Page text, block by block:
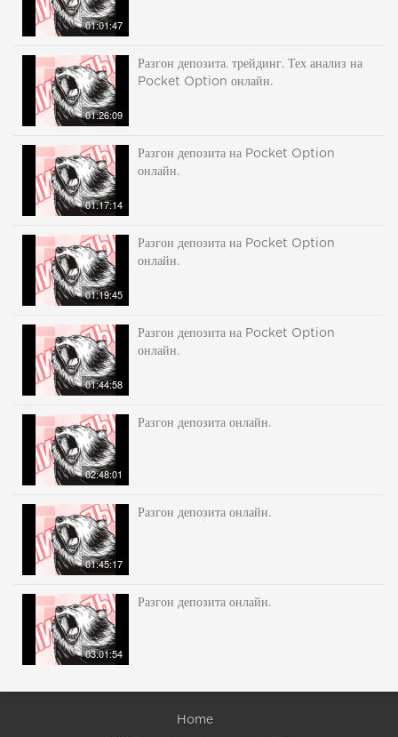
01:01:47
01:26:09
Разгон депозита. трейдинг. Тех анализ на
Pocket Option онлайн.
01:17:14
Разгон депозита на Pocket Option
онлайн.
01:19:45
Разгон депозита на Pocket Option
онлайн.
01:44:58
Разгон депозита на Pocket Option
онлайн.
02:48:01
Разгон депозита онлайн.
01:45:17
Разгон депозита онлайн.
03:01:54
Разгон депозита онлайн.
Home